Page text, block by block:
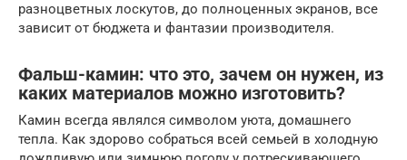
разноцветных лоскутов, до полноценных экранов, все
зависит от бюджета и фантазии производителя.
Фальш-камин: что это, зачем он нужен, из
каких материалов можно изготовить?
Камин всегда являлся символом уюта, домашнего
тепла. Как здорово собраться всей семьей в холодную